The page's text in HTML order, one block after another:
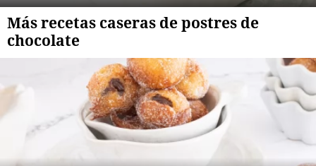
Más recetas caseras de postres de
chocolate